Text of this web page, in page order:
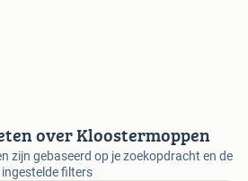
over Kloostermoppen
zijn gebaseerd op je zoekopdracht en de
ingestelde filters